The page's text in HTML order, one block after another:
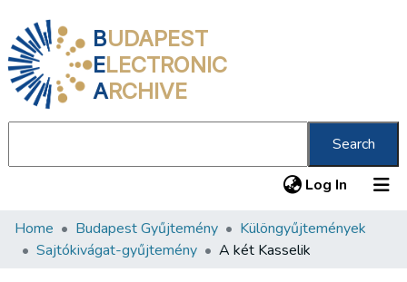
BUDAPEST
ELECTRONIC
ARCHIVE
Search
Log In (current)
Communities & Collections
Home Budapest Gyűjtemény
Különgyűjtemények
Sajtókivágat-gyűjtemény
A két Kasselik